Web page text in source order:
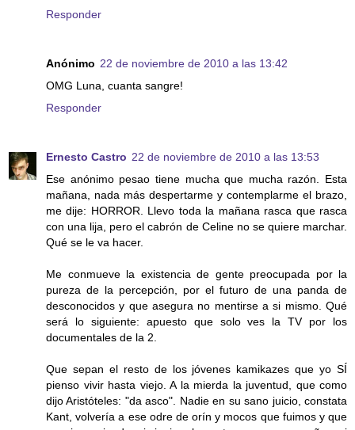
Responder
Anónimo 22 de noviembre de 2010 a las 13:42
OMG Luna, cuanta sangre!
Responder
Ernesto Castro 22 de noviembre de 2010 a las 13:53
Ese anónimo pesao tiene mucha que mucha razón. Esta
mañana, nada más despertarme y contemplarme el brazo,
me dije: HORROR. Llevo toda la mañana rasca que rasca
con una lija, pero el cabrón de Celine no se quiere marchar.
Qué se le va hacer.
Me conmueve la existencia de gente preocupada por la
pureza de la percepción, por el futuro de una panda de
desconocidos y que asegura no mentirse a si mismo. Qué
será lo siguiente: apuesto que solo ves la TV por los
documentales de la 2.
Que sepan el resto de los jóvenes kamikazes que yo SÍ
pienso vivir hasta viejo. A la mierda la juventud, que como
dijo Aristóteles: "da asco". Nadie en su sano juicio, constata
Kant, volvería a ese odre de orín y mocos que fuimos y que